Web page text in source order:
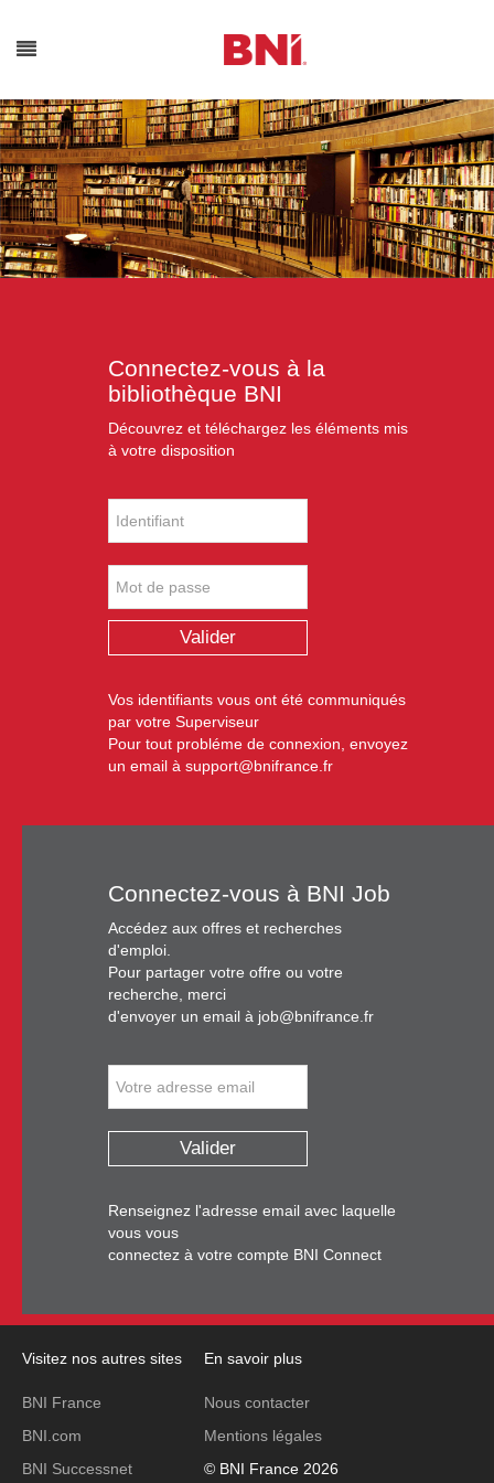
BNI
France &
BNI
Belgique
Connectez-vous à la
bibliothèque BNI
Découvrez et téléchargez les éléments mis
à votre disposition
Valider
Vos identifiants vous ont été communiqués
par votre Superviseur
Pour tout probléme de connexion, envoyez
un email à support@bnifrance.fr
Connectez-vous à BNI Job
Accédez aux offres et recherches
d'emploi.
Pour partager votre offre ou votre
recherche, merci
d'envoyer un email à job@bnifrance.fr
Valider
Renseignez l'adresse email avec laquelle
vous vous
connectez à votre compte BNI Connect
Visitez nos autres sites
BNI France
BNI.com
BNI Successnet
En savoir plus
Nous contacter
Mentions légales
© BNI France 2026